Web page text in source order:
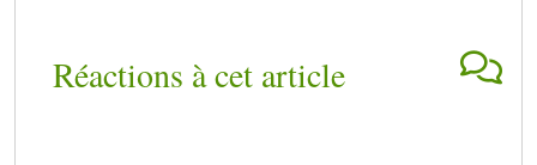
Réactions à cet article